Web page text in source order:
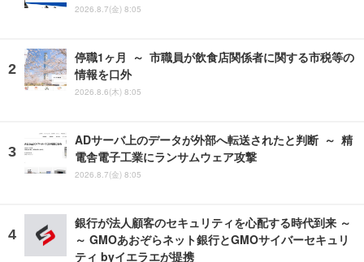
2026.8.7(金) 8:05
停職1ヶ月 ～ 市職員が飲食店関係者に関する市税等の
情報を口外
2026.8.6(木) 8:05
ADサーバ上のデータが外部へ転送されたと判断 ～ 精
電舎電子工業にランサムウェア攻撃
2026.8.7(金) 8:05
銀行が法人顧客のセキュリティを心配する時代到来 ～
～ GMOあおぞらネット銀行とGMOサイバーセキュリ
ティ byイエラエが提携